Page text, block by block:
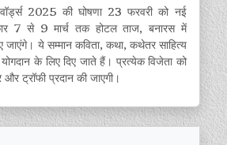
2025 की घोषणा 23 फरवरी को नई
7 से 9 मार्च तक होटल ताज, बनारस में
जाएंगे। ये सम्मान कविता, कथा, कथेतर साहित्य
के लिए दिए जाते हैं। प्रत्येक विजेता को
ट्रॉफी प्रदान की जाएगी।